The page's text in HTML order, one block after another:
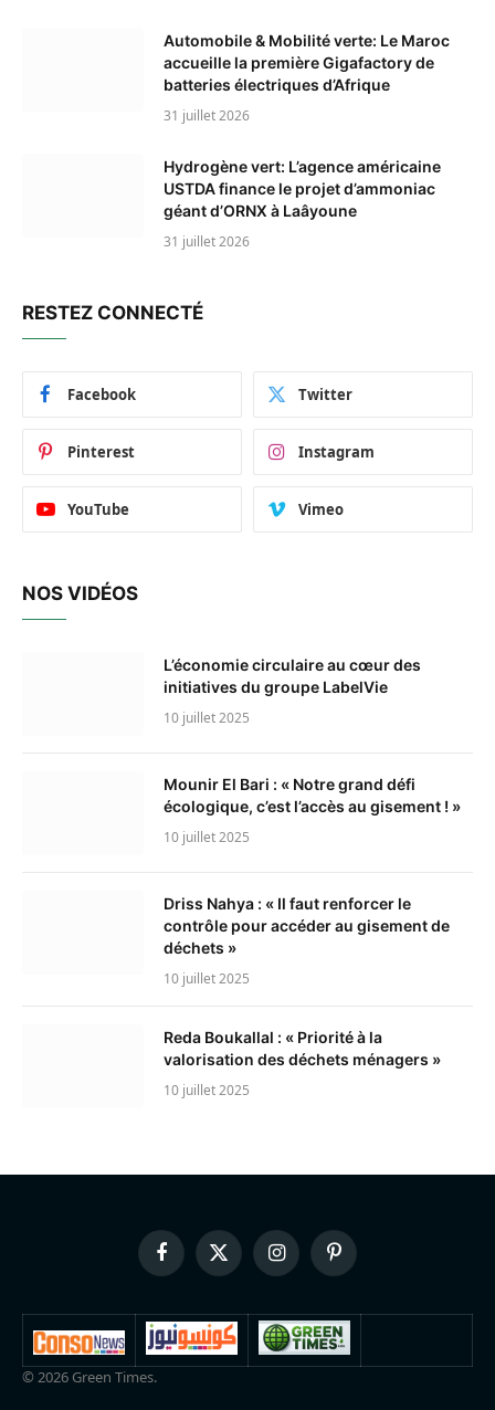
Automobile & Mobilité verte: Le Maroc
accueille la première Gigafactory de
batteries électriques d’Afrique
31 juillet 2026
Hydrogène vert: L’agence américaine
USTDA finance le projet d’ammoniac
géant d’ORNX à Laâyoune
31 juillet 2026
RESTEZ CONNECTÉ
Facebook Twitter
Pinterest Instagram
YouTube Vimeo
NOS VIDÉOS
L’économie circulaire au cœur des
initiatives du groupe LabelVie
10 juillet 2025
Mounir El Bari : « Notre grand défi
écologique, c’est l’accès au gisement ! »
10 juillet 2025
Driss Nahya : « Il faut renforcer le
contrôle pour accéder au gisement de
déchets »
10 juillet 2025
Reda Boukallal : « Priorité à la
valorisation des déchets ménagers »
10 juillet 2025
FacebookX
(Twitter)
InstagramPinterest
© 2026 Green Times.